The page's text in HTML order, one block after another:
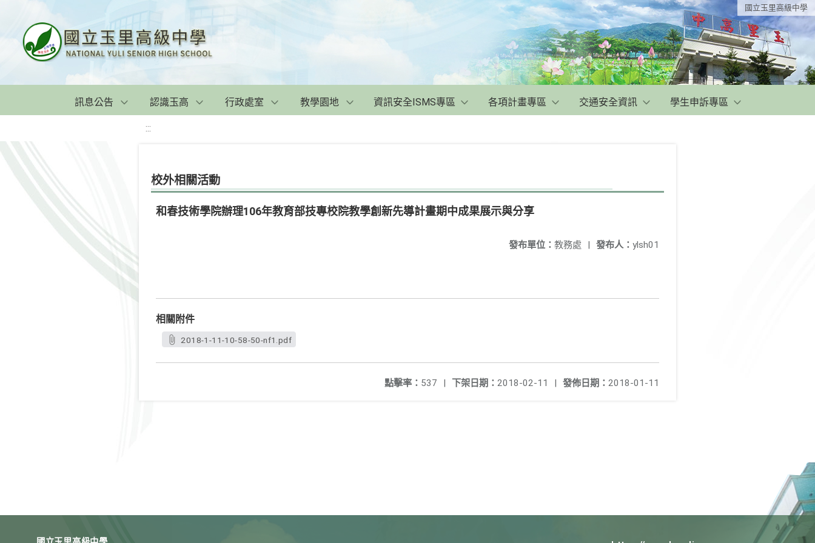
國立玉里高級中學
訊息公告 認識玉高 行政處室 教學園地 資訊安全ISMS專區 各項計畫專區 交通安全資訊 學生申訴專區
:::
校外相關活動
和春技術學院辦理106年教育部技專校院教學創新先導計畫期中成果展示與分享
發布人： ylsh01
發布單位： 教務處 |
相關附件
2018-1-11-10-58-50-nf1.pdf
發佈日期： 2018-01-11
下架日期： 2018-02-11 |
點擊率： 537 |